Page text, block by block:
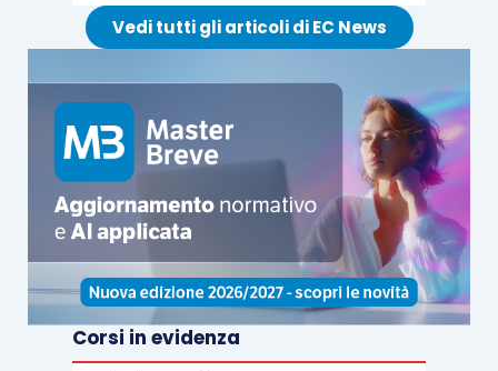
Vedi tutti gli articoli di EC News
Corsi in evidenza